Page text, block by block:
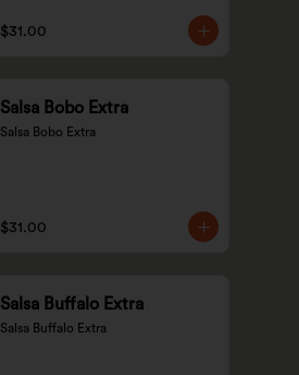
$31.00
Salsa Bobo Extra
Salsa Bobo Extra
$31.00
Salsa Buffalo Extra
Salsa Buffalo Extra